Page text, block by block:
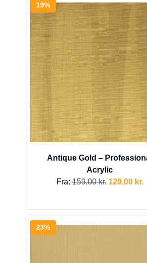
19%
Antique Gold –
Acrylic
Fra:159,00kr. 129,00 kr.
23%